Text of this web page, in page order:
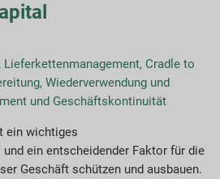
, Lieferkettenmanagement, Cradle to
Wiederverwendung und
und Geschäftskontinuität
ein wichtiges
ein entscheidender Faktor für die
Geschäft schützen und ausbauen.